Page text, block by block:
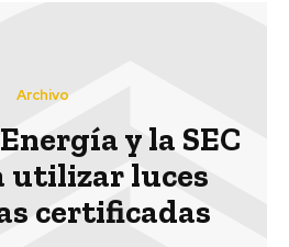
Archivo
y la SEC
utilizar luces
certificadas